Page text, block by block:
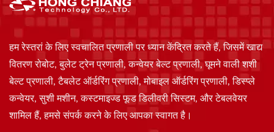
हम रेस्तरां के लिए स्वचालित प्रणाली पर ध्यान केंद्रित करते हैं, जिसमें खाद्य
वितरण रोबोट, बुलेट ट्रेन प्रणाली, कन्वेयर बेल्ट प्रणाली, घूमने वाली शशी
बेल्ट प्रणाली, टैबलेट ऑर्डरिंग प्रणाली, मोबाइल ऑर्डरिंग प्रणाली, डिस्प्ले
कन्वेयर, सुशी मशीन, कस्टमाइज्ड फूड डिलीवरी सिस्टम, और टेबलवेयर
शामिल हैं, हमसे संपर्क करने के लिए आपका स्वागत है।